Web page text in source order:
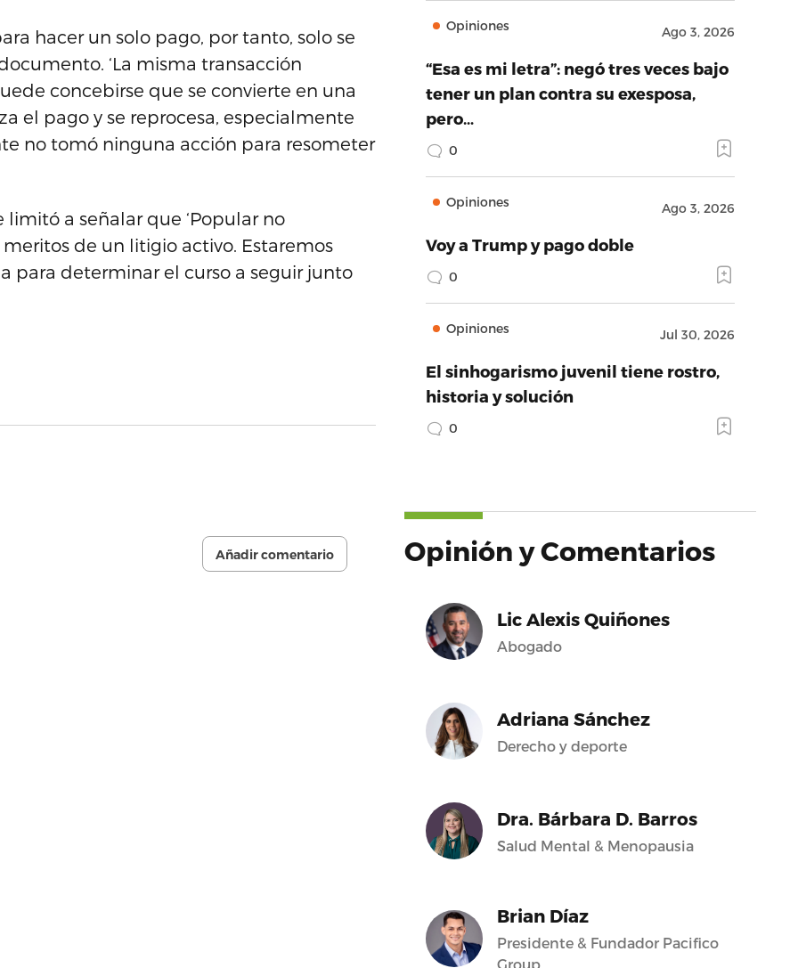
hacer un solo pago, por tanto, solo se
‘La misma transacción
concebirse que se convierte en una
el pago y se reprocesa, especialmente
no tomó ninguna acción para resometer
a señalar que ‘Popular no
de un litigio activo. Estaremos
para determinar el curso a seguir junto
Añadir comentario
Opiniones Ago 3, 2026
“Esa es mi letra”: negó tres veces bajo
tener un plan contra su exesposa,
pero…
0
Opiniones Ago 3, 2026
Voy a Trump y pago doble
0
Opiniones Jul 30, 2026
El sinhogarismo juvenil tiene rostro,
historia y solución
0
Opinión y Comentarios
Lic Alexis Quiñones
Abogado
Adriana Sánchez
Derecho y deporte
Dra. Bárbara D. Barros
Salud Mental & Menopausia
Brian Díaz
Presidente & Fundador Pacifico
Group